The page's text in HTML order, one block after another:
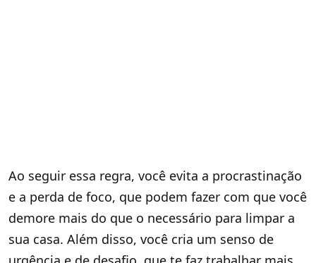
Ao seguir essa regra, você evita a procrastinação
e a perda de foco, que podem fazer com que você
demore mais do que o necessário para limpar a
sua casa. Além disso, você cria um senso de